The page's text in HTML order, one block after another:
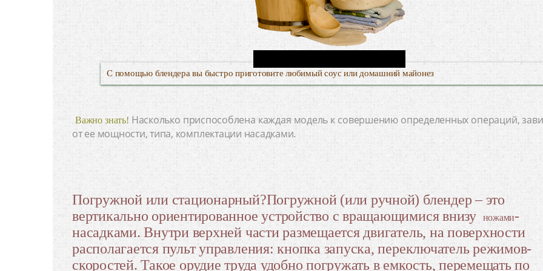
С помощью блендера вы быстро приготовите любимый соус или домашний майонез
Важно знать! Насколько приспособлена каждая модель к совершению определенных операций,
от ее мощности, типа, комплектации насадками.
Погружной или стационарный?Погружной (или ручной) блендер – это
вертикально ориентированное устройство с вращающимися внизу ножами-
насадками. Внутри верхней части размещается двигатель, на поверхности
располагается пульт управления: кнопка запуска, переключатель режимов-
скоростей. Такое орудие труда удобно погружать в емкость, перемещать по